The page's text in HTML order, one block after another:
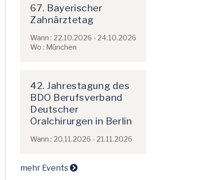
67. Bayerischer
Zahnärztetag
Wann : 22.10.2026 - 24.10.2026
Wo : München
42. Jahrestagung des
BDO Berufsverband
Deutscher
Oralchirurgen in Berlin
Wann : 20.11.2026 - 21.11.2026
mehr Events